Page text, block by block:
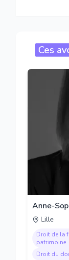
Ces
Anne-
Lille
Droit de la
patrimoine
Droit du